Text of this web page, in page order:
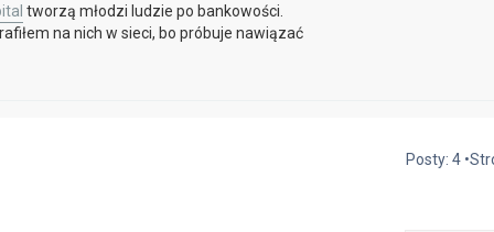
tworzą młodzi ludzie po bankowości.
na nich w sieci, bo próbuje nawiązać
Posty: 4